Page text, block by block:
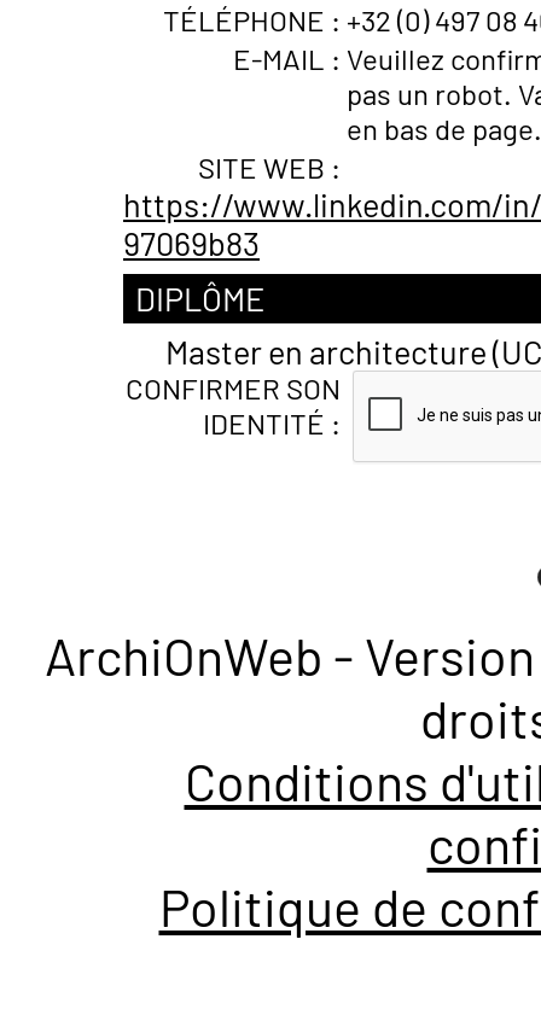
TÉLÉPHONE : +32 (0) 497 08
E-MAIL : Veuillez
pas un robot.
en bas de page.
SITE WEB :
https://www.linkedin.com/
97069b83
DIPLÔME
Master en architecture
CONFIRMER SON
IDENTITÉ :
ArchiOnWeb -
Conditions
Politique de